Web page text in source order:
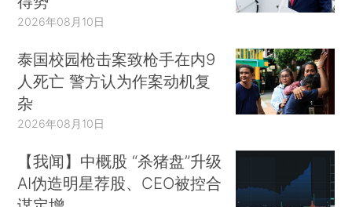
2026年08月10日
泰国校园枪击案致枪手在内9
人死亡 警方认为作案动机复
杂
2026年08月10日
【我闻】中概股 “杀猪盘”升级
AI伪造明星荐股、CEO被控合